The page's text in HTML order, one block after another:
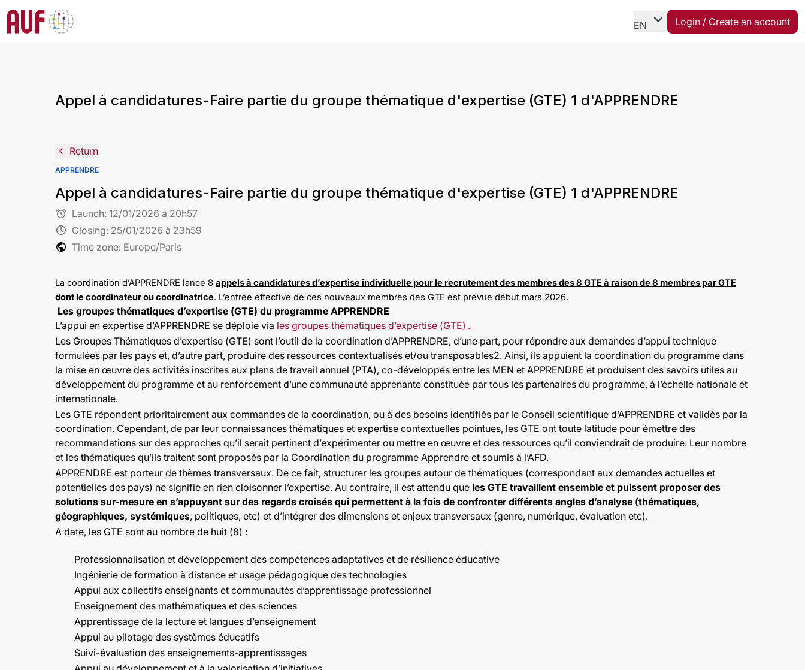
EN expand_more Login / Create an account
Appel à candidatures-Faire partie du groupe thématique d'expertise (GTE) 1 d'APPRENDRE
navigate_before Return
APPRENDRE
Appel à candidatures-Faire partie du groupe thématique d'expertise (GTE) 1 d'APPRENDRE
alarm Launch: 12/01/2026 à 20h57
schedule Closing: 25/01/2026 à 23h59
public Time zone: Europe/Paris
La coordination d’APPRENDRE lance 8 appels à candidatures d’expertise individuelle pour le recrutement des membres des 8 GTE à raison de 8 membres par GTE
dont le coordinateur ou coordinatrice. L’entrée effective de ces nouveaux membres des GTE est prévue début mars 2026.
Les groupes thématiques d’expertise (GTE) du programme APPRENDRE
L’appui en expertise d’APPRENDRE se déploie via les groupes thématiques d’expertise (GTE) .
Les Groupes Thématiques d’expertise (GTE) sont l’outil de la coordination d’APPRENDRE, d’une part, pour répondre aux demandes d’appui technique
formulées par les pays et, d’autre part, produire des ressources contextualisés et/ou transposables2. Ainsi, ils appuient la coordination du programme dans
la mise en œuvre des activités inscrites aux plans de travail annuel (PTA), co-développés entre les MEN et APPRENDRE et produisent des savoirs utiles au
développement du programme et au renforcement d’une communauté apprenante constituée par tous les partenaires du programme, à l’échelle nationale et
internationale.
Les GTE répondent prioritairement aux commandes de la coordination, ou à des besoins identifiés par le Conseil scientifique d’APPRENDRE et validés par la
coordination. Cependant, de par leur connaissances thématiques et expertise contextuelles pointues, les GTE ont toute latitude pour émettre des
recommandations sur des approches qu’il serait pertinent d’expérimenter ou mettre en œuvre et des ressources qu’il conviendrait de produire. Leur nombre
et les thématiques qu’ils traitent sont proposés par la Coordination du programme Apprendre et soumis à l’AFD.
APPRENDRE est porteur de thèmes transversaux. De ce fait, structurer les groupes autour de thématiques (correspondant aux demandes actuelles et
potentielles des pays) ne signifie en rien cloisonner l’expertise. Au contraire, il est attendu que les GTE travaillent ensemble et puissent proposer des
solutions sur-mesure en s’appuyant sur des regards croisés qui permettent à la fois de confronter différents angles d’analyse (thématiques,
géographiques, systémiques, politiques, etc) et d’intégrer des dimensions et enjeux transversaux (genre, numérique, évaluation etc).
A date, les GTE sont au nombre de huit (8) :
Professionnalisation et développement des compétences adaptatives et de résilience éducative
Ingénierie de formation à distance et usage pédagogique des technologies
Appui aux collectifs enseignants et communautés d’apprentissage professionnel
Enseignement des mathématiques et des sciences
Apprentissage de la lecture et langues d’enseignement
Appui au pilotage des systèmes éducatifs
Suivi-évaluation des enseignements-apprentissages